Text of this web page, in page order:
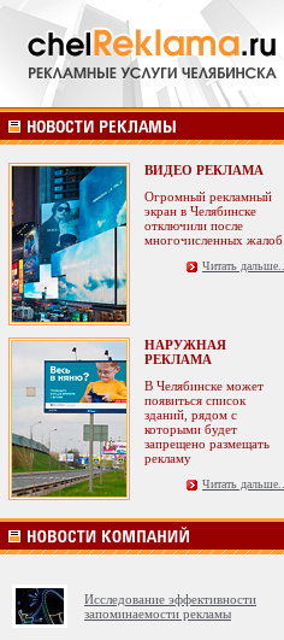
ВИДЕО РЕКЛАМА
Огромный рекламный
экран в Челябинске
отключили после
многочисленных жалоб
Читать дальше...
НАРУЖНАЯ
РЕКЛАМА
В Челябинске может
появиться список
зданий, рядом с
которыми будет
запрещено размещать
рекламу
Читать дальше...
Исследование эффективности
запоминаемости рекламы